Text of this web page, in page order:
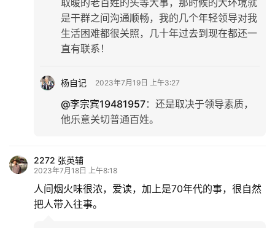
是干群之间沟通顺畅，我的几个年轻领导对我
生活困难都很关照，几十年过去到现在都还一
直有联系！
杨自记 2023年7月19日 上午3:27
@李宗宾19481957： 还是取决于领导素质，
他乐意关切普通百姓。
2272 张英辅
2023年7月18日 上午8:18
人间烟火味很浓，爱读，加上是70年代的事，很自然
把人带入往事。